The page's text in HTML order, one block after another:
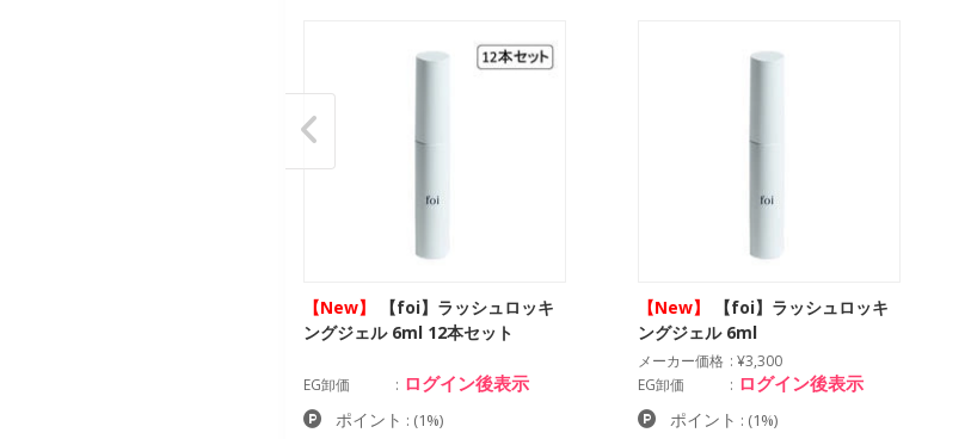
【New】
【foi】ラッシュロッキ
ングジェル 6ml 12本セット
EG卸価 ログイン後表示
ポイント : (1%)
【New】
【foi】ラッシュロッキ
ングジェル 6ml
メーカー価格
¥3,300
EG卸価
ログイン後表示
ポイント : (1%)